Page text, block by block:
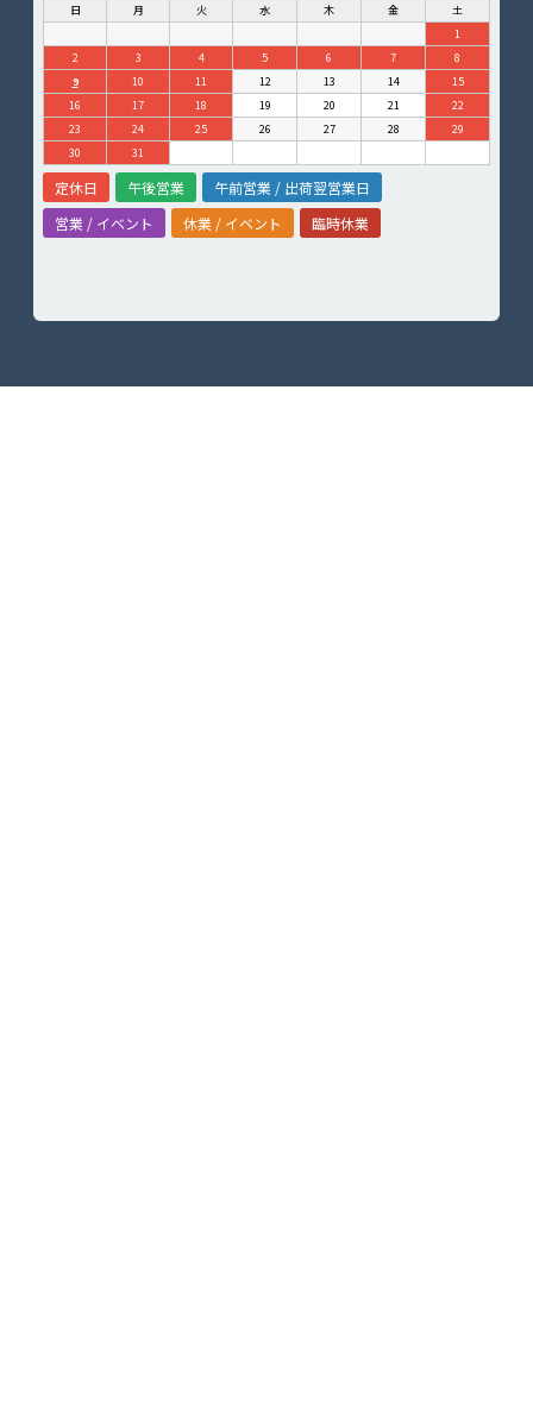
日 月 火 水 木 金
土
1
2
3 4 5 6 7
8
9
10 11 12 13 14
15
16
17 18 19 20 21
22
23
24 25 26 27 28
29
30
31
定休日 午後営業
午前営業 / 出荷翌営業日
営業 / イベント
休業 / イベント 臨時休業